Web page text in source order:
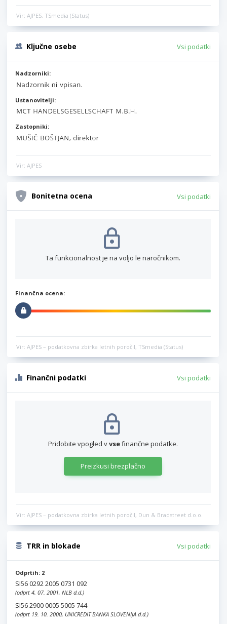
Vir: AJPES, TSmedia (Status)
Ključne osebe Vsi podatki
Nadzorniki:
Ustanovitelji:
Zastopniki:
Vir: AJPES
Bonitetna ocena Vsi podatki
Ta funkcionalnost je na voljo le naročnikom.
Finančna ocena:
Vir: AJPES – podatkovna zbirka letnih poročil, TSmedia (Status)
Finančni podatki Vsi podatki
Pridobite vpogled vvsefinančne podatke.
Preizkusi brezplačno
Vir: AJPES – podatkovna zbirka letnih poročil, Dun & Bradstreet d.o.o.
TRR in blokade Vsi podatki
Odprtih: 2
SI56 0292 2005 0731 092
(odprt 4. 07. 2001, NLB d.d.)
SI56 2900 0005 5005 744
(odprt 19. 10. 2000, UNICREDIT BANKA SLOVENIJA d.d.)